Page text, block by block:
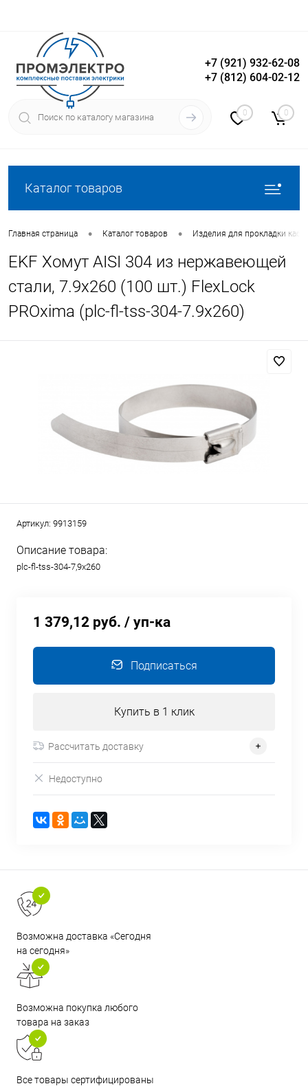
Вход Регистрация
+7 (921) 932-62-08
+7 (812) 604-02-12
0 0
Каталог товаров
Главная страница • Каталог товаров • Изделия для прокладки
EKF Хомут AISI 304 из нержавеющей
стали, 7.9x260 (100 шт.) FlexLock
PROxima (plc-fl-tss-304-7.9x260)
Артикул: 9913159
Описание товара:
plc-fl-tss-304-7,9x260
1 379,12 руб. / уп-ка
Подписаться
Купить в 1 клик
Рассчитать доставку
Недоступно
Возможна доставка «Сегодня
на сегодня»
Возможна покупка любого
товара на заказ
Все товары сертифицированы